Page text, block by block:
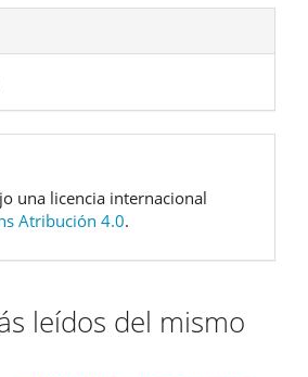
una licencia internacional
Atribución 4.0.
leídos del mismo